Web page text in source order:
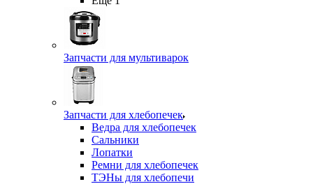
Запчасти для мультиварок
Запчасти для хлебопечек
Ведра для хлебопечек
Сальники
Лопатки
Ремни для хлебопечек
ТЭНы для хлебопечи